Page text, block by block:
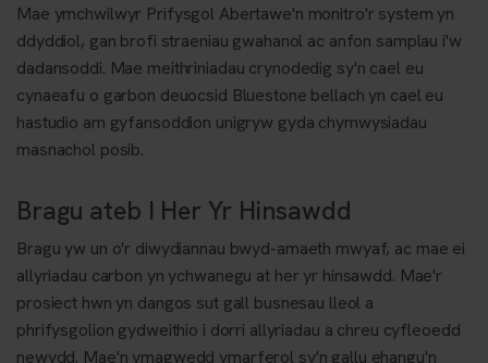
Mae ymchwilwyr Prifysgol Abertawe'n monitro'r system yn
ddyddiol, gan brofi straeniau gwahanol ac anfon samplau i'w
dadansoddi. Mae meithriniadau crynodedig sy'n cael eu
cynaeafu o garbon deuocsid Bluestone bellach yn cael eu
hastudio am gyfansoddion unigryw gyda chymwysiadau
masnachol posib.
Bragu ateb I Her Yr Hinsawdd
Bragu yw un o'r diwydiannau bwyd-amaeth mwyaf, ac mae ei
allyriadau carbon yn ychwanegu at her yr hinsawdd. Mae'r
prosiect hwn yn dangos sut gall busnesau lleol a
phrifysgolion gydweithio i dorri allyriadau a chreu cyfleoedd
newydd. Mae'n ymagwedd ymarferol sy'n gallu ehangu'n